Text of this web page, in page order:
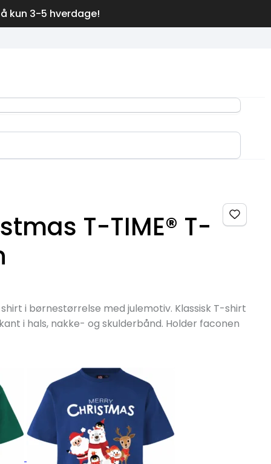
kun 3-5 hverdage!
T-TIME® T-
i børnestørrelse med julemotiv. Klassisk T-shirt
i hals, nakke- og skulderbånd. Holder faconen